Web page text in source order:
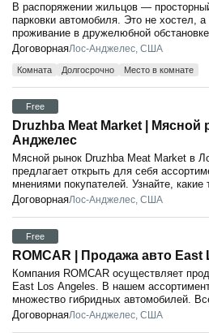
В распоряжении жильцов —
парковки автомобиля. Это не хостел,
проживание в дружелюбной
ДоговорнаяЛос-Анджелес, США
Комната Долгосрочно Место в комнате
Free
Druzhba Meat Market | Мясной
Анджелес
Мясной рынок Druzhba Meat Market в
предлагает открыть для себя
мнениями покупателей. Узнайте, какие
ДоговорнаяЛос-Анджелес, США
Free
ROMCAR | Продажа авто East
Компания ROMCAR осуществляет
East Los Angeles. В нашем
множество гибридных автомобилей.
ДоговорнаяЛос-Анджелес, США